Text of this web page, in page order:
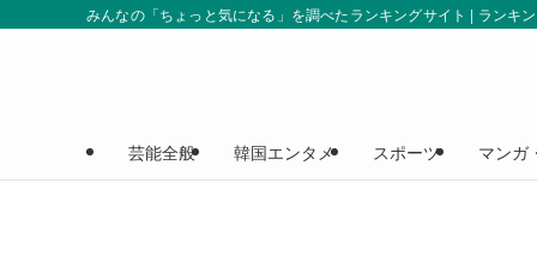
みんなの「ちょっと気になる」を調べたランキングサイト | ランキ
芸能全般 韓国エンタメ スポーツ マンガ